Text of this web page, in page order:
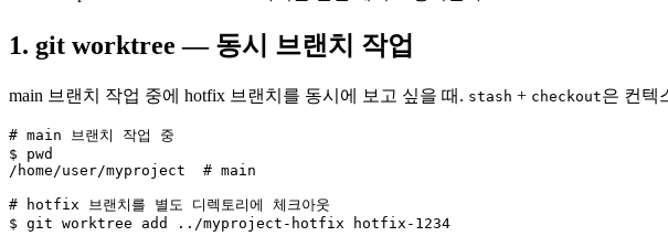
1. git worktree — 동시 브랜치 작업
main 브랜치 작업 중에 hotfix 브랜치를 동시에 보고 싶을 때. stash + checkout은 컨텍
# main 브랜치 작업 중
$ pwd
/home/user/myproject  # main
# hotfix 브랜치를 별도 디렉토리에 체크아웃
$ git worktree add ../myproject-hotfix hotfix-1234